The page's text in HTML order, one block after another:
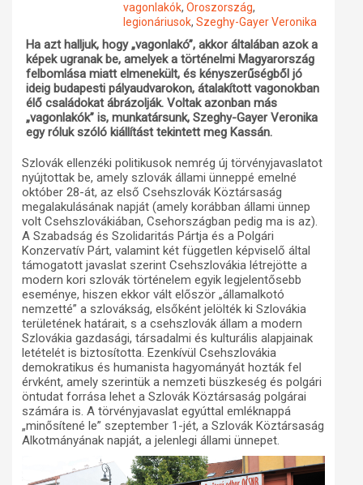
Műhelymunkák
vagonlakók, Oroszország,
legionáriusok, Szeghy-Gayer Veronika
Ha azt halljuk, hogy „vagonlakó”, akkor általában azok a
képek ugranak be, amelyek a történelmi Magyarország
felbomlása miatt elmenekült, és kényszerűségből jó
ideig budapesti pályaudvarokon, átalakított vagonokban
élő családokat ábrázolják. Voltak azonban más
„vagonlakók” is, munkatársunk, Szeghy-Gayer Veronika
egy róluk szóló kiállítást tekintett meg Kassán.
Szlovák ellenzéki politikusok nemrég új törvényjavaslatot
nyújtottak be, amely szlovák állami ünneppé emelné
október 28-át, az első Csehszlovák Köztársaság
megalakulásának napját (amely korábban állami ünnep
volt Csehszlovákiában, Csehországban pedig ma is az).
A Szabadság és Szolidaritás Pártja és a Polgári
Konzervatív Párt, valamint két független képviselő által
támogatott javaslat szerint Csehszlovákia létrejötte a
modern kori szlovák történelem egyik legjelentősebb
eseménye, hiszen ekkor vált először „államalkotó
nemzetté” a szlovákság, elsőként jelölték ki Szlovákia
területének határait, s a csehszlovák állam a modern
Szlovákia gazdasági, társadalmi és kulturális alapjainak
letételét is biztosította. Ezenkívül Csehszlovákia
demokratikus és humanista hagyományát hozták fel
érvként, amely szerintük a nemzeti büszkeség és polgári
öntudat forrása lehet a Szlovák Köztársaság polgárai
számára is. A törvényjavaslat egyúttal emléknappá
„minősítené le” szeptember 1-jét, a Szlovák Köztársaság
Alkotmányának napját, a jelenlegi állami ünnepet.